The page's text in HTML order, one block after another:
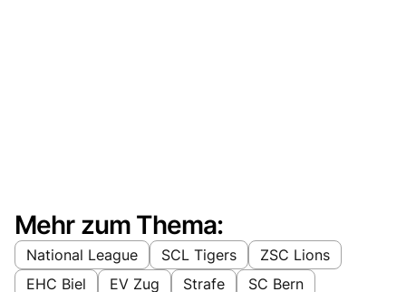
Mehr zum Thema:
National League SCL Tigers
ZSC Lions
EHC Biel
EV Zug Strafe SC Bern